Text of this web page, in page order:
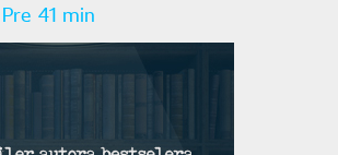
rezerve, investitori ne očekuju
povećanje kamata
Pre 41 min